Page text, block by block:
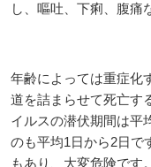
し、嘔吐、下痢、腹痛
年齢によっては重症化
道を詰まらせて死亡す
イルスの潜伏期間は平
のも平均1日から2日で
もあり、大変危険です